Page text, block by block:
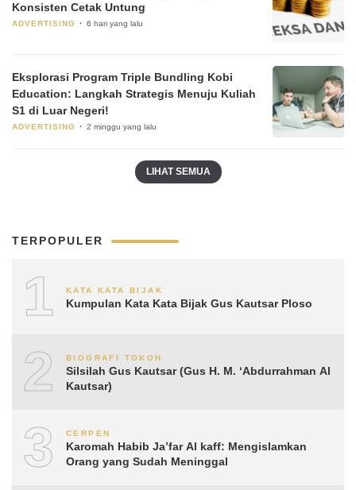
Konsisten Cetak Untung
ADVERTISING 6 hari yang lalu
Eksplorasi Program Triple Bundling Kobi
Education: Langkah Strategis Menuju Kuliah
S1 di Luar Negeri!
ADVERTISING 2 minggu yang lalu
LIHAT SEMUA
TERPOPULER
1 KATA KATA BIJAK
Kumpulan Kata Kata Bijak Gus Kautsar Ploso
2 BIOGRAFI TOKOH
Silsilah Gus Kautsar (Gus H. M. ‘Abdurrahman Al
Kautsar)
3 CERPEN
Karomah Habib Ja’far Al kaff: Mengislamkan
Orang yang Sudah Meninggal